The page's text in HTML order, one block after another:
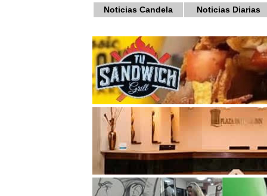
Noticias Candela Noticias Diarias